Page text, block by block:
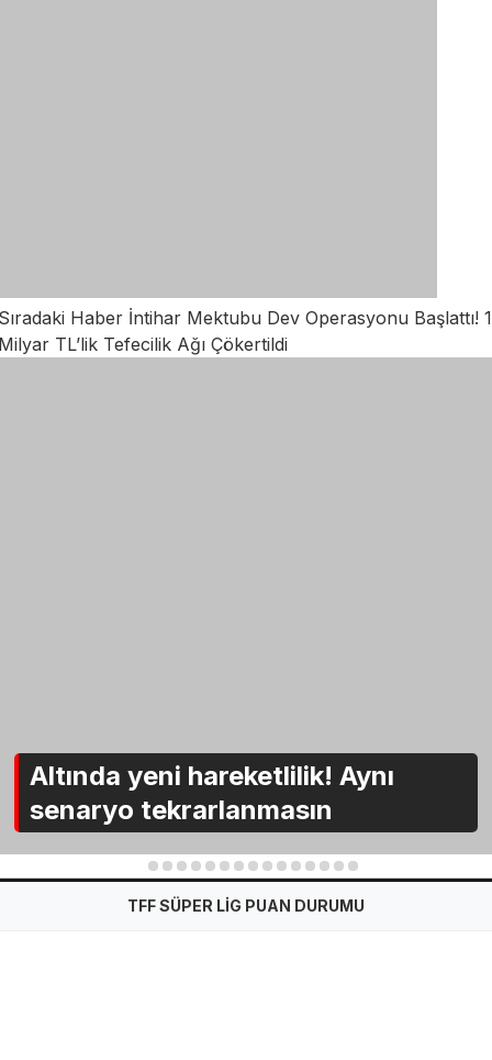
Haber İntihar Mektubu Dev Operasyonu Başlattı! 1
TL’lik Tefecilik Ağı Çökertildi
Altında yeni hareketlilik! Aynı
senaryo tekrarlanmasın
1 2 3 4 5 6 7 8 9 10 11 12 13 14 15
TFF SÜPER LİG PUAN DURUMU